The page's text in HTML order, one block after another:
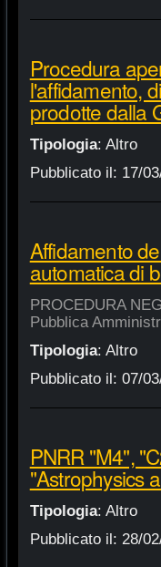
Procedura
l'affidamento,
prodotte dalla
Tipologia: Altro
Pubblicato il: 17/
Affidamento
automatica di
PROCEDURA
Pubblica
Tipologia: Altro
Pubblicato il: 07/
PNRR "M4",
"Astrophysics
Tipologia: Altro
Pubblicato il: 28/